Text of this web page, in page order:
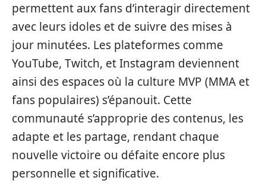
permettent aux fans d’interagir directement
avec leurs idoles et de suivre des mises à
jour minutées. Les plateformes comme
YouTube, Twitch, et Instagram deviennent
ainsi des espaces où la culture MVP (MMA et
fans populaires) s’épanouit. Cette
communauté s’approprie des contenus, les
adapte et les partage, rendant chaque
nouvelle victoire ou défaite encore plus
personnelle et significative.